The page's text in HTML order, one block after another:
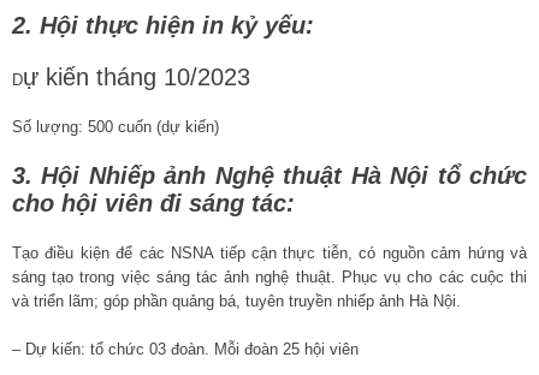
2. Hội thực hiện in kỷ yếu:
Dự kiến tháng 10/2023
Số lượng: 500 cuốn (dự kiến)
3. Hội Nhiếp ảnh Nghệ thuật Hà Nội tổ chức
cho hội viên đi sáng tác:
Tạo điều kiện để các NSNA tiếp cận thực tiễn, có nguồn cảm hứng và
sáng tạo trong việc sáng tác ảnh nghệ thuật. Phục vụ cho các cuộc thi
và triển lãm; góp phần quảng bá, tuyên truyền nhiếp ảnh Hà Nội.
– Dự kiến: tổ chức 03 đoàn. Mỗi đoàn 25 hội viên